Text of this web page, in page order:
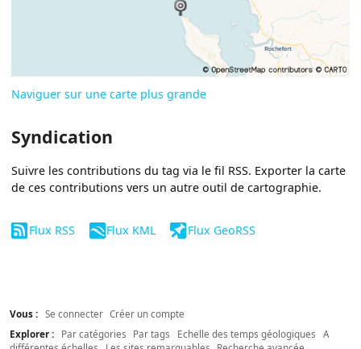
Naviguer sur une carte plus grande
Syndication
Suivre les contributions du tag via le fil RSS. Exporter la carte
de ces contributions vers un autre outil de cartographie.
Flux RSS Flux KML Flux GeoRSS
Vous : Se connecter Créer un compte
Explorer :
Par catégories Par tags Echelle des temps géologiques
A